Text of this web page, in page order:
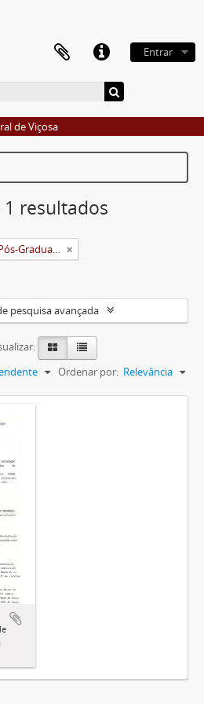
Entrar
de Viçosa
resultados
Pró-Reitoria de Pesquisa e Pós-Graduação
pesquisa avançada
Ordenar por: Relevância